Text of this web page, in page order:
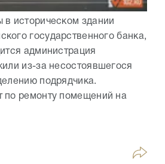
в историческом здании
государственного банка,
администрация
из-за несостоявшегося
подрядчика.
по ремонту помещений на